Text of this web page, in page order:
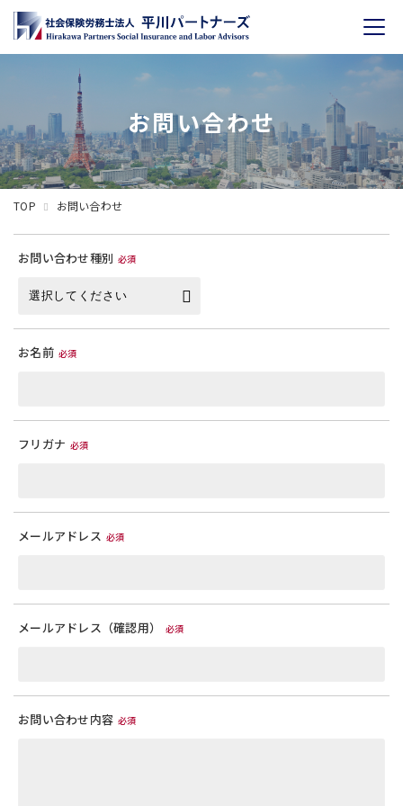
お問い合わせ
TOP お問い合わせ
お問い合わせ種別 必須
お名前 必須
フリガナ 必須
メールアドレス 必須
メールアドレス（確認用） 必須
お問い合わせ内容 必須